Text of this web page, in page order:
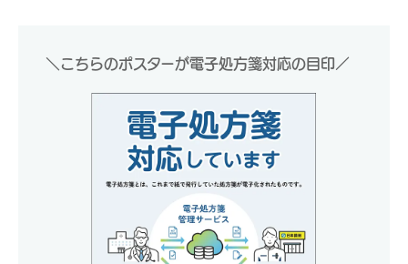
＼こちらのポスターが電子処方箋対応の目印／